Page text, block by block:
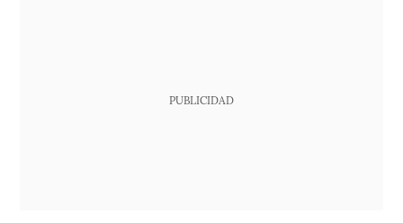
PUBLICIDAD